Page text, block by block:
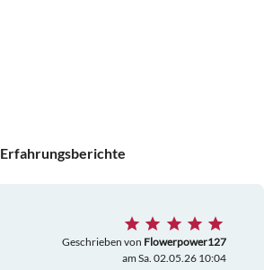
Erfahrungsberichte
Geschrieben von Flowerpower127
am Sa. 02.05.26 10:04